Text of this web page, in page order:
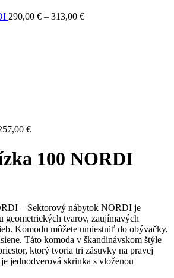
290,00 € – 313,00 €Price
€
100 NORDI
– Sektorový nábytok NORDI je
geometrických tvarov, zaujímavých
Komodu môžete umiestniť do obývačky,
Táto komoda v škandinávskom štýle
ktorý tvoria tri zásuvky na pravej
jednodverová skrinka s vloženou